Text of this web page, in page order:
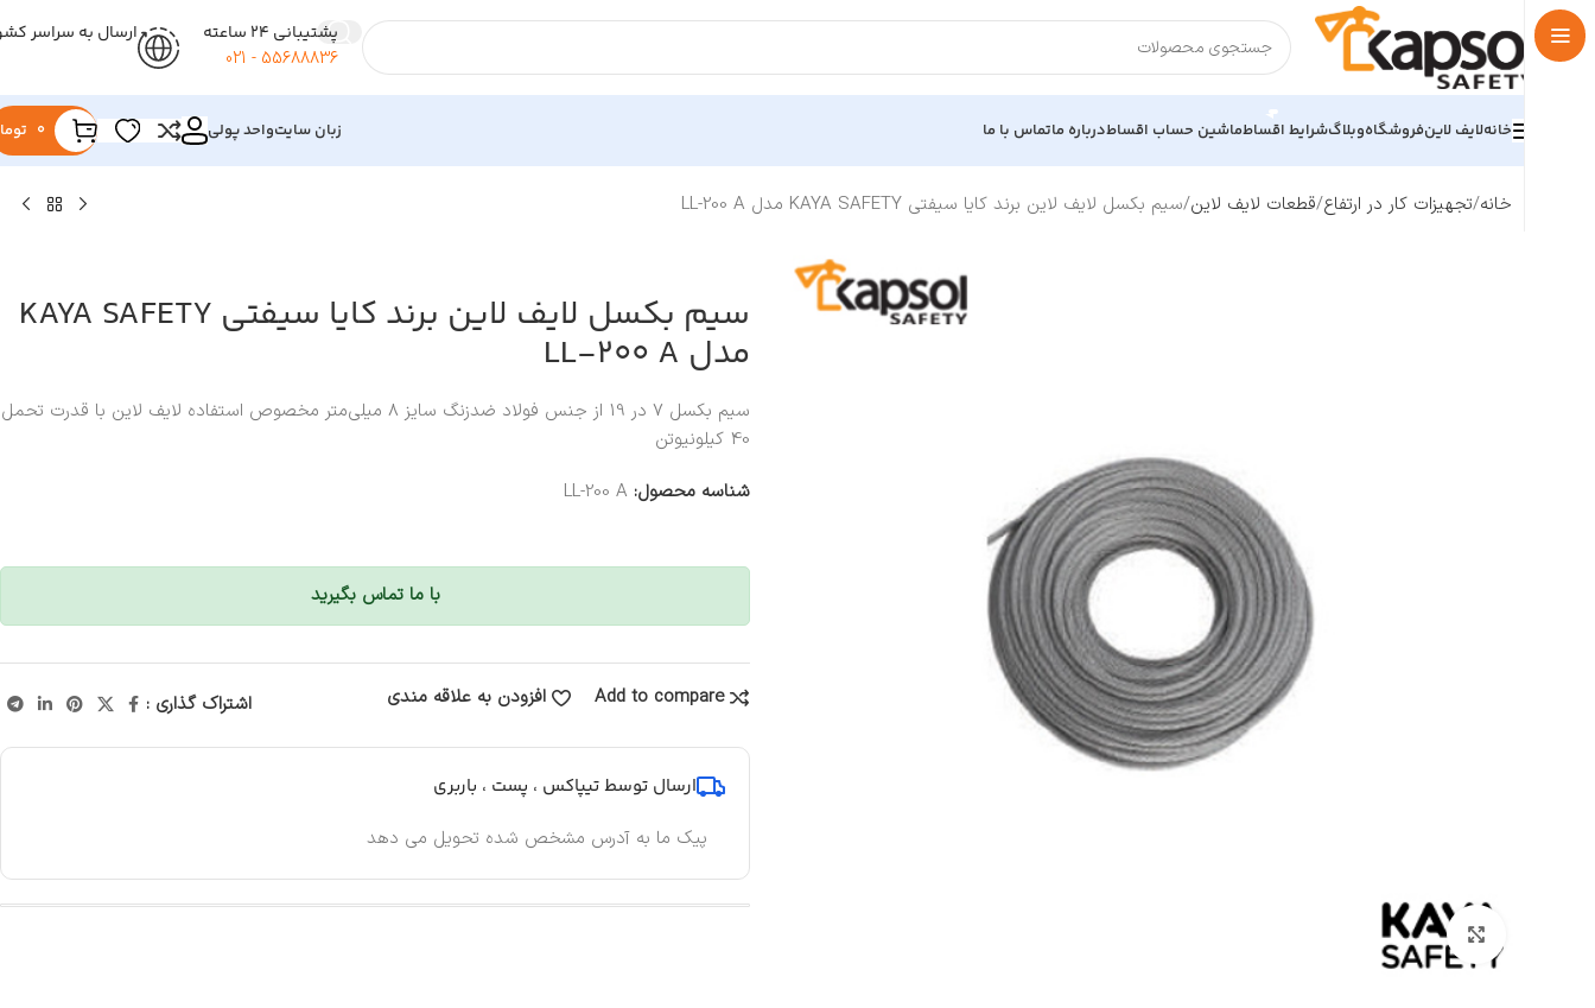
پشتیبانی 24 ساعته
55688836 - 021
ارسال به سراسر
خانهلایف لاینفروشگاهوبلاگشرایط اقساطماشین حساب اقساطدرباره ماتماس با ما زبان سایتواحد پولی 0
خانه تجهیزات کار در ارتفاع قطعات لایف لاین سیم بکسل لایف لاین برند کایا سیفتی KAYA SAFETY مدل LL-200 A
بزرگنمایی تصویر
سیم بکسل لایف لاین برند کایا سیفتی KAYA SAFETY
مدل LL-200 A
سیم بکسل 7 در 19 از جنس فولاد ضدزنگ سایز 8 میلی‌متر مخصوص استفاده لایف لاین با قدرت تحمل
40 کیلونیوتن
شناسه محصول: LL-200 A
با ما تماس بگیرید
Add to compare افزودن به علاقه مندی اشتراک گذاری :
ارسال توسط تیپاکس ، پست ، باربری
پیک ما به آدرس مشخص شده تحویل می دهد